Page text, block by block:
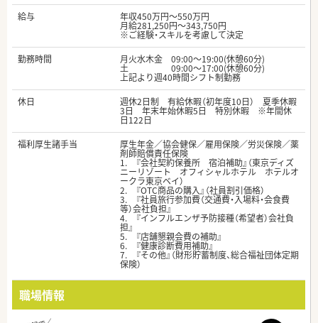
給与
年収450万円～550万円
月給281,250円～343,750円
※ご経験・スキルを考慮して決定
勤務時間
月火水木金 09:00～19:00(休憩60分)
土 09:00～17:00(休憩60分)
上記より週40時間シフト制勤務
休日
週休2日制 有給休暇（初年度10日） 夏季休暇
3日 年末年始休暇5日 特別休暇 ※年間休
日122日
福利厚生諸手当
厚生年金／協会健保／雇用保険／労災保険／薬
剤師賠償責任保険
1. 『会社契約保養所 宿泊補助』（東京ディズ
ニーリゾート オフィシャルホテル ホテルオ
ークラ東京ベイ）
2. 『OTC商品の購入』（社員割引価格）
3. 『社員旅行参加費（交通費・入場料・会食費
等）会社負担』
4. 『インフルエンザ予防接種（希望者）会社負
担』
5. 『店舗懇親会費の補助』
6. 『健康診断費用補助』
7. 『その他』（財形貯蓄制度、総合福祉団体定期
保険）
職場情報